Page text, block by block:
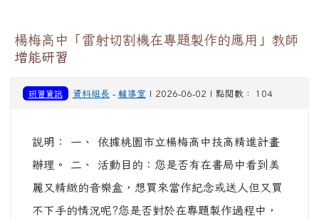
楊梅高中「雷射切割機在專題製作的應用」教師
增能研習
研習資訊 資料組長 - 輔導室 | 2026-06-02 | 點閱數： 104
說明： 一、 依據桃園市立楊梅高中技高精進計畫
辦理。 二、 活動目的：您是否有在書局中看到美
麗又精緻的音樂盒，想買來當作紀念或送人但又買
不下手的情況呢?您是否對於在專題製作過程中，